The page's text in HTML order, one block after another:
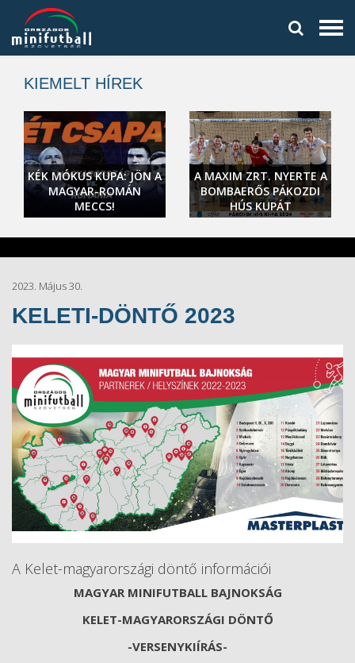
KIEMELT HÍREK
KÉK MÓKUS KUPA: JÖN A
MAGYAR-ROMÁN
MECCS!
A MAXIM ZRT. NYERTE A
BOMBAERŐS PÁKOZDI
HÚS KUPÁT
2023. Május 30.
KELETI-DÖNTŐ 2023
A Kelet-magyarországi döntő információi
MAGYAR MINIFUTBALL BAJNOKSÁG
KELET-MAGYARORSZÁGI DÖNTŐ
-VERSENYKIÍRÁS-